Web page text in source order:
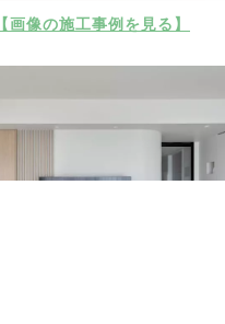
【画像の施工事例を見る】